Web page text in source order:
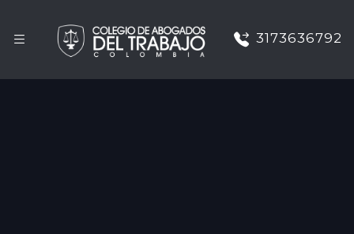
3173636792